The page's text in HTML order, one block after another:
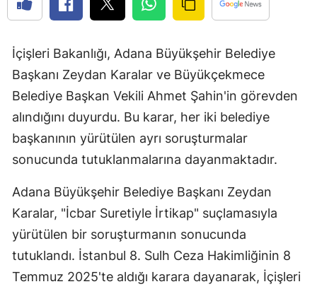
İçişleri Bakanlığı, Adana Büyükşehir Belediye
Başkanı Zeydan Karalar ve Büyükçekmece
Belediye Başkan Vekili Ahmet Şahin'in görevden
alındığını duyurdu. Bu karar, her iki belediye
başkanının yürütülen ayrı soruşturmalar
sonucunda tutuklanmalarına dayanmaktadır.
Adana Büyükşehir Belediye Başkanı Zeydan
Karalar, "İcbar Suretiyle İrtikap" suçlamasıyla
yürütülen bir soruşturmanın sonucunda
tutuklandı. İstanbul 8. Sulh Ceza Hakimliğinin 8
Temmuz 2025'te aldığı karara dayanarak, İçişleri